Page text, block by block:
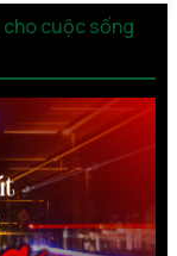
cuộc sống